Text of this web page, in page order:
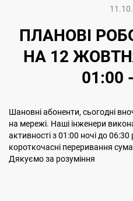
ПЛАНОВІ
НА 12
01:00
Шановні абоненти, сьогодні
на мережі. Наші інженери
активності з 01:00 ночі до
короткочасні переривання
Дякуємо за розуміння